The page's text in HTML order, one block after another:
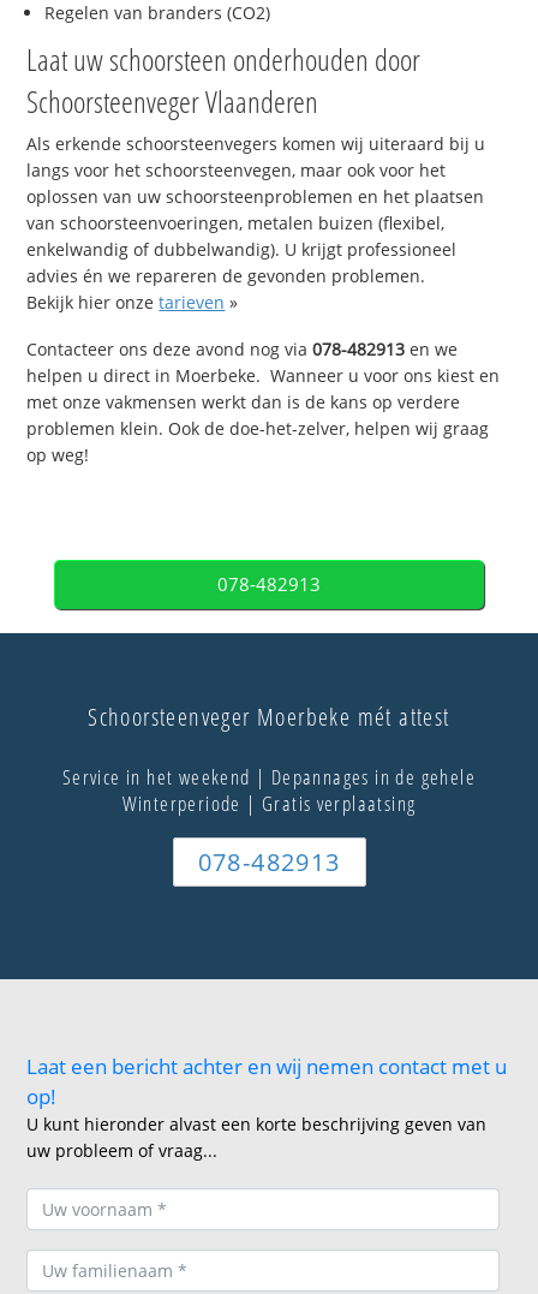
Regelen van branders (CO2)
Laat uw schoorsteen onderhouden door
Schoorsteenveger Vlaanderen
Als erkende schoorsteenvegers komen wij uiteraard bij u
langs voor het schoorsteenvegen, maar ook voor het
oplossen van uw schoorsteenproblemen en het plaatsen
van schoorsteenvoeringen, metalen buizen (flexibel,
enkelwandig of dubbelwandig). U krijgt professioneel
advies én we repareren de gevonden problemen.
Bekijk hier onzetarieven »
Contacteer ons deze avond nog via078-482913 en we
helpen u direct in Moerbeke. Wanneer u voor ons kiest en
met onze vakmensen werkt dan is de kans op verdere
problemen klein. Ook de doe-het-zelver, helpen wij graag
op weg!
078-482913
Schoorsteenveger Moerbeke mét attest
Service in het weekend | Depannages in de gehele
Winterperiode | Gratis verplaatsing
078-482913
Laat een bericht achter en wij nemen contact met u
op!
U kunt hieronder alvast een korte beschrijving geven van
uw probleem of vraag...